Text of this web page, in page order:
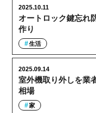
オートロック鍵忘れ
作り
2025.10.11
生活
室外機取り外しを業
相場
2025.09.14
家